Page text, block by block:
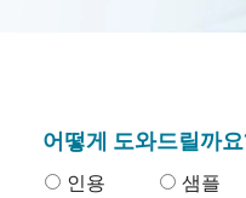
어떻게 도와드릴까
인용 샘플